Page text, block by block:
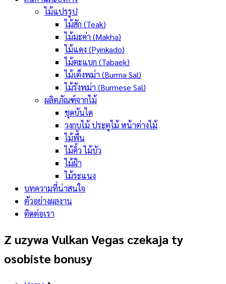
ไม้แปรรูป
ไม้สัก (Teak)
ไม้มะค่า (Makha)
ไม้แดง (Pyinkado)
ไม้ตะแบก (Tabaek)
ไม้เต็งพม่า (Burma Sal)
ไม้รังพม่า (Burmese Sal)
ผลิตภัณฑ์จากไม้
ชุดบันได
วงกบไม้ ประตูไม้ หน้าต่างไม้
ไม้พื้น
ไม้คิ้ว ไม้บัว
ไม้ฝ้า
ไม้ระแนง
บทความที่น่าสนใจ
ตัวอย่างผลงาน
ติดต่อเรา
Z uzywa Vulkan Vegas czekaja ty
osobiste bonusy